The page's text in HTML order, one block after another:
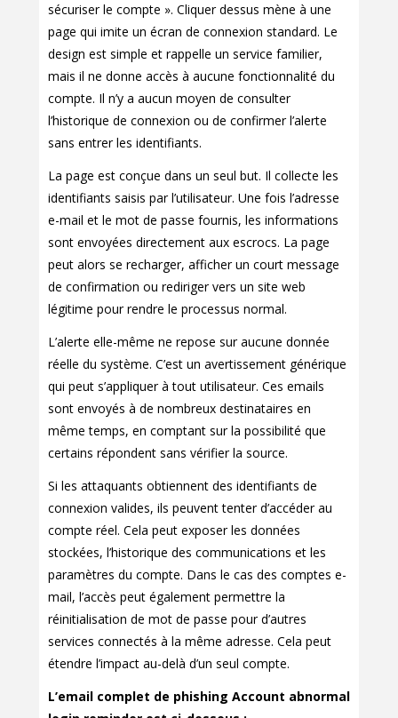
sécuriser le compte ». Cliquer dessus mène à une
page qui imite un écran de connexion standard. Le
design est simple et rappelle un service familier,
mais il ne donne accès à aucune fonctionnalité du
compte. Il n’y a aucun moyen de consulter
l’historique de connexion ou de confirmer l’alerte
sans entrer les identifiants.
La page est conçue dans un seul but. Il collecte les
identifiants saisis par l’utilisateur. Une fois l’adresse
e-mail et le mot de passe fournis, les informations
sont envoyées directement aux escrocs. La page
peut alors se recharger, afficher un court message
de confirmation ou rediriger vers un site web
légitime pour rendre le processus normal.
L’alerte elle-même ne repose sur aucune donnée
réelle du système. C’est un avertissement générique
qui peut s’appliquer à tout utilisateur. Ces emails
sont envoyés à de nombreux destinataires en
même temps, en comptant sur la possibilité que
certains répondent sans vérifier la source.
Si les attaquants obtiennent des identifiants de
connexion valides, ils peuvent tenter d’accéder au
compte réel. Cela peut exposer les données
stockées, l’historique des communications et les
paramètres du compte. Dans le cas des comptes e-
mail, l’accès peut également permettre la
réinitialisation de mot de passe pour d’autres
services connectés à la même adresse. Cela peut
étendre l’impact au-delà d’un seul compte.
L’email complet de phishing Account abnormal